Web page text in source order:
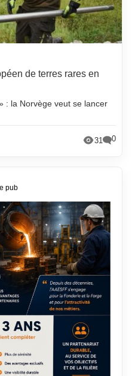
de terres rares en
: la Norvège veut se lancer
31 0
pub